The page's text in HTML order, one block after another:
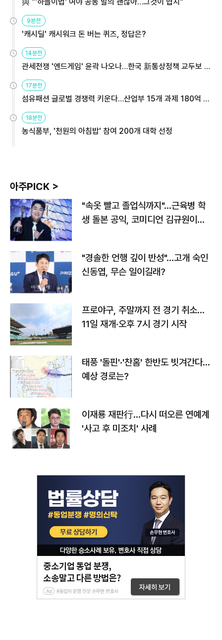
9분전
'캐시딜' 캐시워크 돈 버는 퀴즈, 정답은?
14분전
관세전쟁 '엔드게임' 윤곽 나오나…한국 新통상정책 교두보 활
17분전
섬유패션 글로벌 경쟁력 키운다…산업부 15개 과제 180억 지
18분전
농식품부, '천원의 아침밥' 참여 200개 대학 선정
아주PICK >
"속옷 빨고 졸업식까지"…근육병 학
생 돌본 공익, 코미디언 김규원이었
"경솔한 언행 깊이 반성"…고개 숙인
신동엽, 무슨 일이길래?
프로야구, 주말까지 전 경기 취소…
11일 재개·오후 7시 경기 시작
태풍 '돌핀'·'찬홈' 한반도 빗겨간다…
예상 경로는?
이재룡 재판行…다시 떠오른 연예계
'사고 후 미조치' 사례